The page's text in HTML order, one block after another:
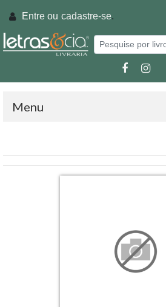
Entre ou cadastre-se.
Menu